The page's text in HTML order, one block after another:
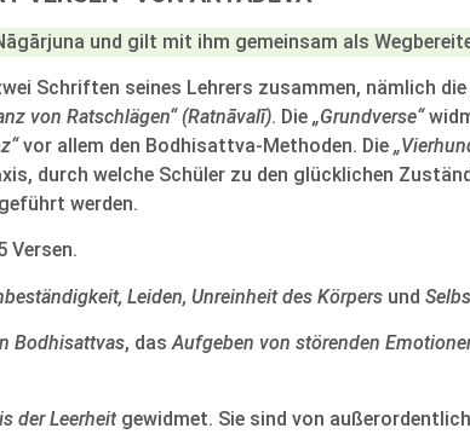
und gilt mit ihm gemeinsam als
Schriften seines Lehrers zusammen, nämlich die
von Ratschlägen“ (Ratnāvalī). Die „Grundverse“
vor allem den Bodhisattva-Methoden. Die
durch welche Schüler zu den glücklichen
werden.
Versen.
Leiden, Unreinheit des Körpers und
Bodhisattvas, dasAufgeben von störenden
der Leerheitgewidmet. Sie sind von